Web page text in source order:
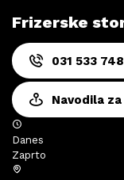
Frizerske
031 533 748
Navodila
Danes
Zaprto